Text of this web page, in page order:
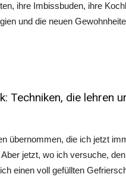
ihre Imbissbuden, ihre
und die neuen
Techniken, die lehren
übernommen, die ich jetzt
jetzt, wo ich versuche,
einen voll gefüllten